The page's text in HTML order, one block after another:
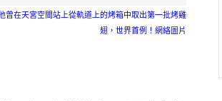
曾在天宮空間站上從軌道上的烤箱中取出第一批烤雞
翅，世界首例！網絡圖片